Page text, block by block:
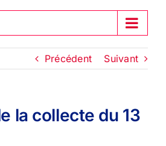
Précédent Suivant
la collecte du 13